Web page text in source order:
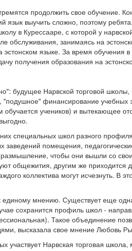
продолжить свое обучение.
выучить сложно, поэтому
в Курессааре, с которой у
обслуживания, занимаясь на
эстонском языке. За время
получения образования на
будущее Нарвской торговой
финансирование
обучается учеников) и
специальных школ разного
помещения,
чтобы они вышли со
общежития, другим же
коллектива могут исчезнуть. В
мнению. Существует еще
сохранится профиль школ -
Такое объединение
высказала свое мнение Любовь
участвует Нарвская торговая